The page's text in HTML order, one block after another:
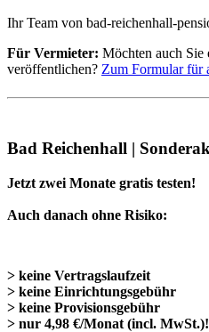
Ihr Team von bad-reichenhall-
Für Vermieter: Möchten auch Sie
veröffentlichen? Zum Formular für
Bad Reichenhall |
Jetzt zwei Monate gratis testen!
Auch danach ohne Risiko:
> keine Vertragslaufzeit
> keine Einrichtungsgebühr
> keine Provisionsgebühr
> nur 4,98 €/Monat (incl. MwSt.)!